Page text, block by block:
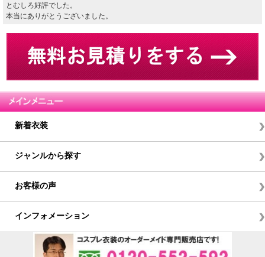
とむしろ好評でした。
本当にありがとうございました。
新着衣装
ジャンルから探す
お客様の声
インフォメーション